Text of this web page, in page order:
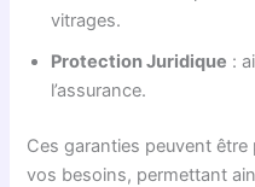
vitrages.
Protection Juridique :
l’assurance.
Ces garanties peuvent
vos besoins, permettant